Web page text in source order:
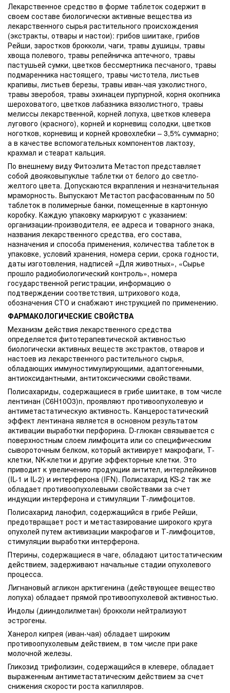
Лекарственное средство в форме таблеток содержит в
своем составе биологически активные вещества из
лекарственного сырья растительного происхождения
(экстракты, отвары и настои): грибов шиитаке, грибов
Рейши, заростков брокколи, чаги, травы душицы, травы
хвоща полевого, травы репейничка аптечного, травы
пастушьей сумки, цветков бессмертника песчаного, травы
подмаренника настоящего, травы чистотела, листьев
крапивы, листьев березы, травы иван-чая узколистного,
травы зверобоя, травы эхинацеи пурпурной, корня окопника
шероховатого, цветков лабазника вязолистного, травы
мелиссы лекарственной, корней лопуха, цветков клевера
лугового (красного), корней и корневищ солодки, цветков
ноготков, корневищ и корней кровохлебки – 3,5% суммарно;
а в качестве вспомогательных компонентов лактозу,
крахмал и стеарат кальция.
По внешнему виду Фитоэлита Метастоп представляет
собой двояковыпуклые таблетки от белого до светло-
желтого цвета. Допускаются вкрапления и незначительная
мраморность. Выпускают Метастоп расфасованным по 50
таблеток в полимерные банки, помещенные в картонную
коробку. Каждую упаковку маркируют с указанием:
организации-производителя, ее адреса и товарного знака,
названия лекарственного средства, его состава,
назначения и способа применения, количества таблеток в
упаковке, условий хранения, номера серии, срока годности,
даты изготовления, надписей «Для животных», «Сырье
прошло радиобиологический контроль», номера
государственной регистрации, информацию о
подтверждении соответствия, штрихового кода,
обозначения СТО и снабжают инструкцией по применению.
ФАРМАКОЛОГИЧЕСКИЕ СВОЙСТВА
Механизм действия лекарственного средства
определяется фитотерапевтической активностью
биологически активных веществ экстрактов, отваров и
настоев из лекарственного растительного сырья,
обладающих иммуностимулирующими, адаптогенными,
антиоксидантными, антитоксическими свойствами.
Полисахариды, содержащиеся в грибе шиитаке, в том числе
лентинан (С6Н10О3)n, проявляют противоопухолевую и
антиметастатическую активность. Канцеростатический
эффект лентинана является в основном результатом
активации выработки перфорина. D-глюкан связывается с
поверхностным слоем лимфоцита или со специфическим
сывороточным белком, который активирует макрофаги, Т-
клетки, NK-клетки и другие эффекторные клетки. Это
приводит к увеличению продукции антител, интерлейкинов
(IL-1 и IL-2) и интерферона (IFN). Полисахарид KS-2 так же
обладает противоопухолевыми свойствами за счет
индукции интерферона и стимуляции Т-лимфоцитов.
Полисахарид ланофил, содержащийся в грибе Рейши,
предотвращает рост и метастазирование широкого круга
опухолей путем активизации макрофагов и Т-лимфоцитов,
стимуляции выработки интерферона.
Птерины, содержащиеся в чаге, обладают цитостатическим
действием, задерживают начальные стадии опухолевого
процесса.
Лигнановый агликон арктигенина (действующее вещество
лопуха) обладает прямой противоопухолевой активностью.
Индолы (дииндолилметан) брокколи нейтрализуют
эстрогены.
Ханерол кипрея (иван-чая) обладает широким
противоопухолевым действием, в том числе при раке
молочной железы.
Гликозид трифолизин, содержащийся в клевере, обладает
выраженным антиметастатическим действием за счет
снижения скорости роста капилляров.